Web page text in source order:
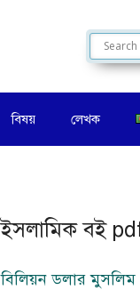
বিষয় লেখক
ইসলামিক বই
বিলিয়ন ডলার